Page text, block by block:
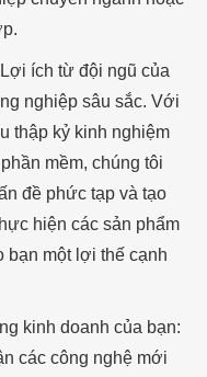
ích từ đội ngũ của
nghiệp sâu sắc. Với
thập kỷ kinh nghiệm
mềm, chúng tôi
đề phức tạp và tạo
hiện các sản phẩm
bạn một lợi thế cạnh
kinh doanh của bạn:
các công nghệ mới